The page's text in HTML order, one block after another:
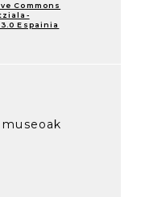
Commons
Espainia